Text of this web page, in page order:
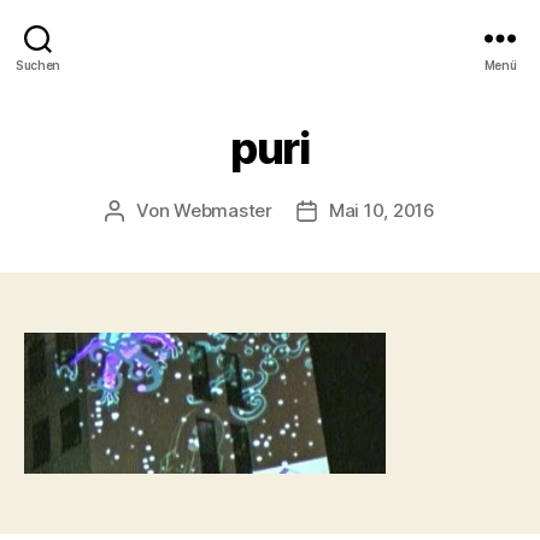
Suchen Menü
puri
Beitragsautor
VonWebmaster Beitragsdatum
Mai 10, 2016